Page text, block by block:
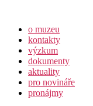
o muzeu
kontakty
výzkum
dokumenty
aktuality
pro novináře
pronájmy